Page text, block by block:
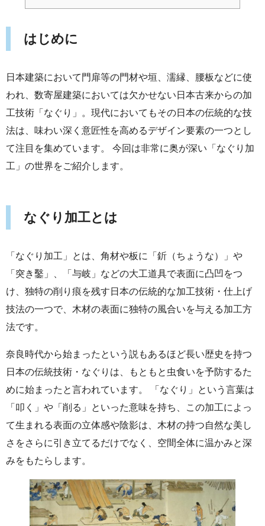
はじめに
日本建築において門扉等の門材や垣、濡縁、腰板などに使
われ、数寄屋建築においては欠かせない日本古来からの加
工技術「なぐり」。現代においてもその日本の伝統的な技
法は、味わい深く意匠性を高めるデザイン要素の一つとし
て注目を集めています。 今回は非常に奥が深い「なぐり加
工」の世界をご紹介します。
なぐり加工とは
「なぐり加工」とは、角材や板に「釿（ちょうな）」や
「突き鑿」、「与岐」などの大工道具で表面に凸凹をつ
け、独特の削り痕を残す日本の伝統的な加工技術・仕上げ
技法の一つで、木材の表面に独特の風合いを与える加工方
法です。
奈良時代から始まったという説もあるほど長い歴史を持つ
日本の伝統技術・なぐりは、もともと虫食いを予防するた
めに始まったと言われています。 「なぐり」という言葉は
「叩く」や「削る」といった意味を持ち、この加工によっ
て生まれる表面の立体感や陰影は、木材の持つ自然な美し
さをさらに引き立てるだけでなく、空間全体に温かみと深
みをもたらします。